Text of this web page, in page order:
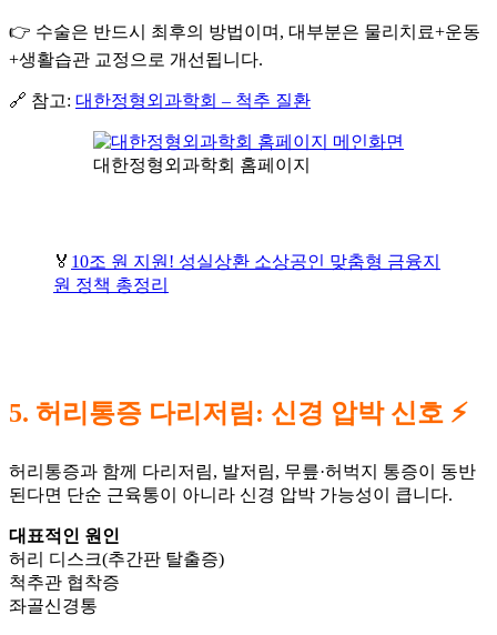
👉 수술은 반드시 최후의 방법이며, 대부분은 물리치료+운동
+생활습관 교정으로 개선됩니다.
🔗 참고: 대한정형외과학회 – 척추 질환
대한정형외과학회 홈페이지
🏅 10조 원 지원! 성실상환 소상공인 맞춤형 금융지
원 정책 총정리
5. 허리통증 다리저림: 신경 압박 신호 ⚡
허리통증과 함께 다리저림, 발저림, 무릎·허벅지 통증이 동반
된다면 단순 근육통이 아니라 신경 압박 가능성이 큽니다.
대표적인 원인
허리 디스크(추간판 탈출증)
척추관 협착증
좌골신경통